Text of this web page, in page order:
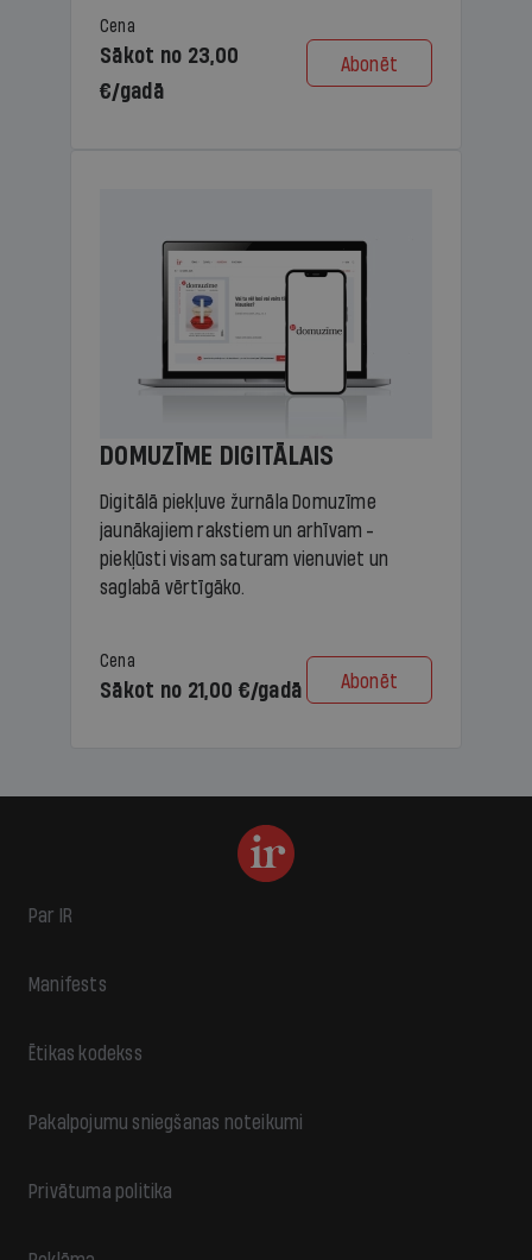
Cena
Sākot no 23,00
€/gadā
Abonēt
DOMUZĪME DIGITĀLAIS
Digitālā piekļuve žurnāla Domuzīme
jaunākajiem rakstiem un arhīvam -
piekļūsti visam saturam vienuviet un
saglabā vērtīgāko.
Cena
Sākot no 21,00 €/gadā Abonēt
Par IR
Manifests
Ētikas kodekss
Pakalpojumu sniegšanas noteikumi
Privātuma politika